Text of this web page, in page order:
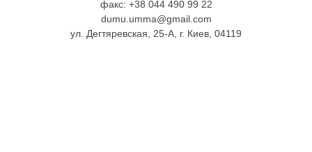
факс: +38 044 490 99 22
dumu.umma@gmail.com
ул. Дегтяревская, 25-А, г. Киев, 04119